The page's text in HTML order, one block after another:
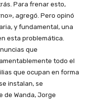
Para frenar esto,
agregó. Pero opinó
y fundamental, una
esta problemática.
que
todo el
que ocupan en forma
instalan, se
de Wanda, Jorge